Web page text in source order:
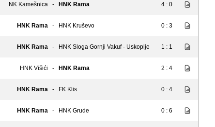
NK Kamešnica - HNK Rama 4 : 0
HNK Rama - HNK Kruševo 0 : 3
HNK Rama - HNK Sloga Gornji Vakuf - Uskoplje 1 : 1
HNK Višići - HNK Rama 2 : 4
HNK Rama - FK Klis 0 : 4
HNK Rama - HNK Grude 0 : 6